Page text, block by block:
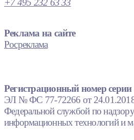
+7 495 232 63 33
Реклама на сайте
Росреклама
Регистрационный номер серии
ЭЛ № ФС 77-72266 от
Федеральной службой по
информационных технологий и